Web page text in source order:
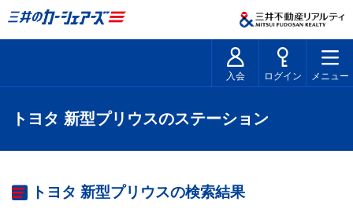
入会 ログイン メニュー
トヨタ 新型プリウスのステーション
トヨタ 新型プリウスの検索結果